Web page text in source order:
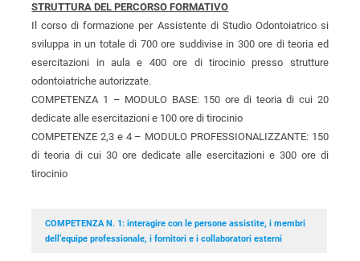
STRUTTURA DEL PERCORSO FORMATIVO
Il corso di formazione per Assistente di Studio Odontoiatrico si
sviluppa in un totale di 700 ore suddivise in 300 ore di teoria ed
esercitazioni in aula e 400 ore di tirocinio presso strutture
odontoiatriche autorizzate.
COMPETENZA 1 – MODULO BASE: 150 ore di teoria di cui 20
dedicate alle esercitazioni e 100 ore di tirocinio
COMPETENZE 2,3 e 4 – MODULO PROFESSIONALIZZANTE: 150
di teoria di cui 30 ore dedicate alle esercitazioni e 300 ore di
tirocinio
COMPETENZA N. 1: interagire con le persone assistite, i membri
dell’equipe professionale, i fornitori e i collaboratori esterni